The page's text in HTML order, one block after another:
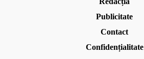
Publicitate
Contact
Confidențialitate